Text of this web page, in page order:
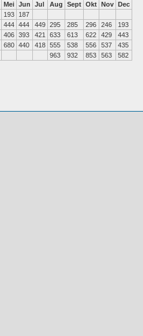
Mei Jun Jul Aug Sept Okt Nov Dec
193
187
444 444 449 295 285 296 246
193
406 393 421 633 613 622 429
443
680 440 418 555 538 556 537
435
963 932 853 563 582